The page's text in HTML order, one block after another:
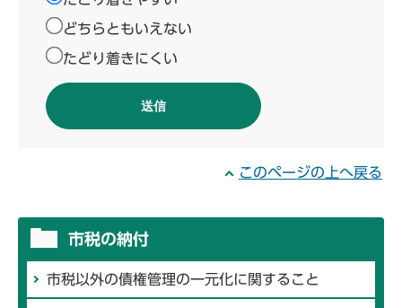
どちらともいえない
たどり着きにくい
このページの上へ戻る
市税の納付
市税以外の債権管理の一元化に関すること